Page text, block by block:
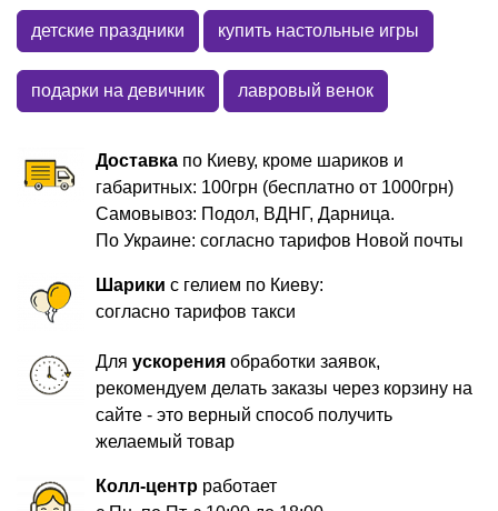
детские праздники купить настольные игры
подарки на девичник лавровый венок
Доставка по Киеву, кроме шариков и
габаритных: 100грн (бесплатно от 1000грн)
Самовывоз: Подол, ВДНГ, Дарница.
По Украине: согласно тарифов Новой почты
Шарики с гелием по Киеву:
согласно тарифов такси
Дляускорения обработки заявок,
рекомендуем делать заказы через корзину на
сайте - это верный способ получить
желаемый товар
Колл-центр работает